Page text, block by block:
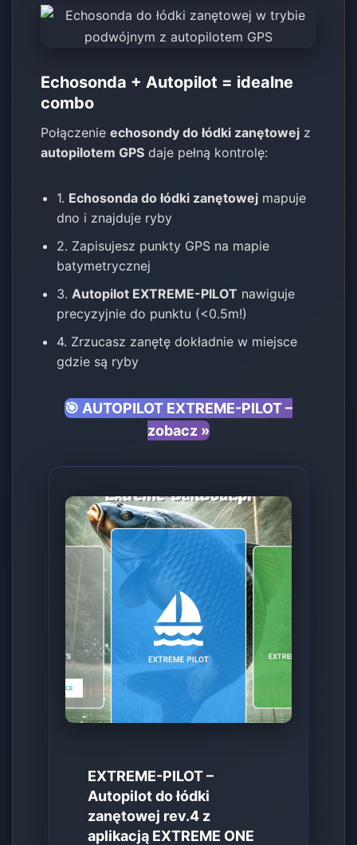
Echosonda + Autopilot = idealne
combo
Połączenieechosondy do łódki zanętowej z
autopilotem GPS daje pełną kontrolę:
1. Echosonda do łódki zanętowej mapuje
dno i znajduje ryby
2. Zapisujesz punkty GPS na mapie
batymetrycznej
3.Autopilot EXTREME-PILOT nawiguje
precyzyjnie do punktu (<0.5m!)
4. Zrzucasz zanętę dokładnie w miejsce
gdzie są ryby
🎯 AUTOPILOT EXTREME-PILOT –
zobacz »
EXTREME-PILOT –
Autopilot do łódki
zanętowej rev.4 z
aplikacją EXTREME ONE